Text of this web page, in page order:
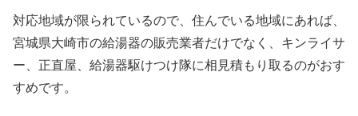
対応地域が限られているので、住んでいる地域にあれば、
宮城県大崎市の給湯器の販売業者だけでなく、キンライサ
ー、正直屋、給湯器駆けつけ隊に相見積もり取るのがおす
すめです。